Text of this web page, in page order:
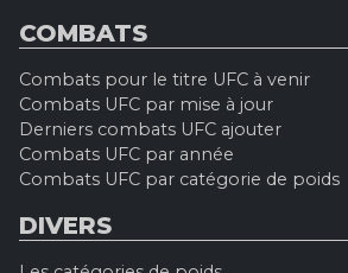
COMBATS
Combats pour le titre UFC à venir
Combats UFC par mise à jour
Derniers combats UFC ajouter
Combats UFC par année
Combats UFC par catégorie de poids
DIVERS